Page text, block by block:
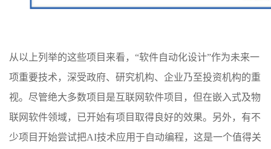
从以上列举的这些项目来看，“软件自动化设计”作为未来一
项重要技术，深受政府、研究机构、企业乃至投资机构的重
视。尽管绝大多数项目是互联网软件项目，但在嵌入式及物
联网软件领域，已开始有项目取得良好的效果。另外，有不
少项目开始尝试把AI技术应用于自动编程，这是一个值得关